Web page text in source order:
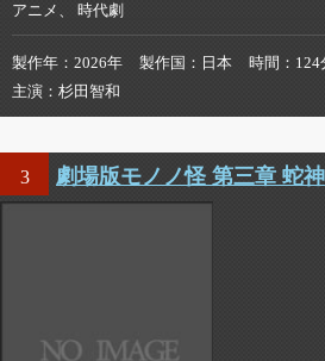
アニメ、 時代劇
製作年 2026年 製作国 日本 時間 124
主演
杉田智和
3 劇場版モノノ怪 第三章 蛇神